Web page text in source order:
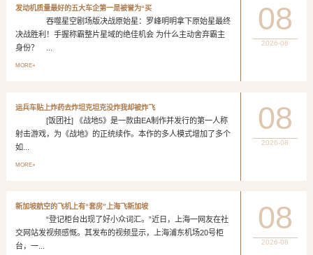
发动机质量最好的五大车企第一是被誉为“买
吞噬星空剧场版决战原始星：罗峰明明拿下原始星最终
决战胜利！手握称霸整片星域的绝佳机会 为什么主动舍弃霸主
身份？ ...
MORE+
08
2026-08
运兵车贴上炸药去炸坦克坦克没炸我却被炸飞
[饭团社] 《战地5》是一款由EA制作并发行的第一人称
射击游戏，为《战地》的正统续作。本作的多人模式增加了多个
如...
MORE+
08
2026-08
新加坡航空的飞机上有“套房”上海飞新加坡
“登记柜台出现了好小众词汇。”近日，上海一网友在社
交网站发视频感慨。其发布的视频显示，上海浦东机场20号柜
台，一...
08
2026-08